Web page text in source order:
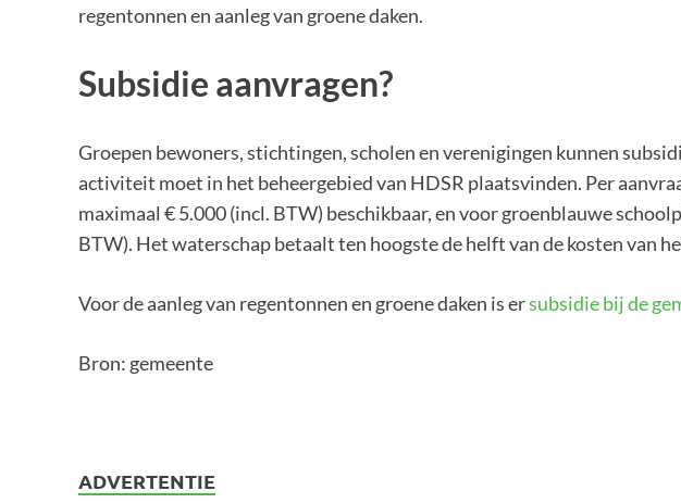
regentonnen en aanleg van groene daken.
Subsidie aanvragen?
Groepen bewoners, stichtingen, scholen en verenigingen kunnen
activiteit moet in het beheergebied van HDSR plaatsvinden. Per
maximaal € 5.000 (incl. BTW) beschikbaar, en voor groenblauwe
BTW). Het waterschap betaalt ten hoogste de helft van de kosten van
Voor de aanleg van regentonnen en groene daken is ersubsidie bij de
Bron: gemeente
ADVERTENTIE